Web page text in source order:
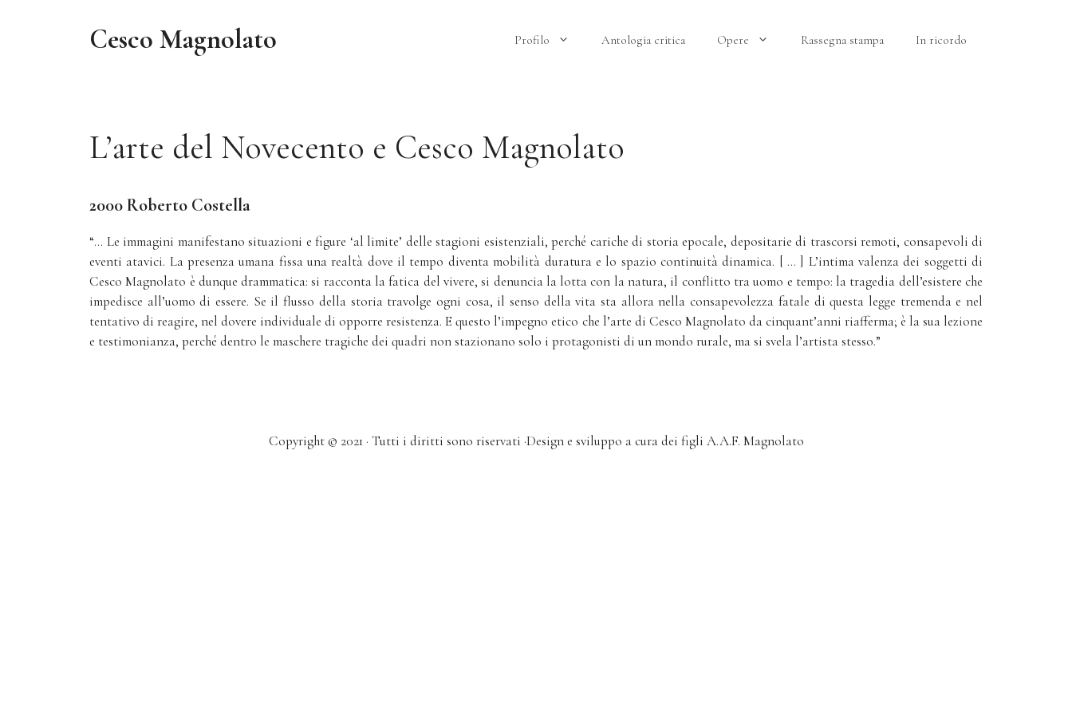
Cesco Magnolato Profilo Antologia critica Opere Rassegna stampa In ricordo
L’arte del Novecento e Cesco Magnolato
2000 Roberto Costella
“… Le immagini manifestano situazioni e figure ‘al limite’ delle stagioni esistenziali, perché cariche di storia epocale, depositarie di trascorsi remoti, consapevoli di
eventi atavici. La presenza umana fissa una realtà dove il tempo diventa mobilità duratura e lo spazio continuità dinamica. [ … ] L’intima valenza dei soggetti di
Cesco Magnolato è dunque drammatica: si racconta la fatica del vivere, si denuncia la lotta con la natura, il conflitto tra uomo e tempo: la tragedia dell’esistere che
impedisce all’uomo di essere. Se il flusso della storia travolge ogni cosa, il senso della vita sta allora nella consapevolezza fatale di questa legge tremenda e nel
tentativo di reagire, nel dovere individuale di opporre resistenza. E questo l’impegno etico che l’arte di Cesco Magnolato da cinquant’anni riafferma; è la sua lezione
e testimonianza, perché dentro le maschere tragiche dei quadri non stazionano solo i protagonisti di un mondo rurale, ma si svela l’artista stesso.”
Copyright © 2021 · Tutti i diritti sono riservati ·Design e sviluppo a cura dei figli A.A.F. Magnolato